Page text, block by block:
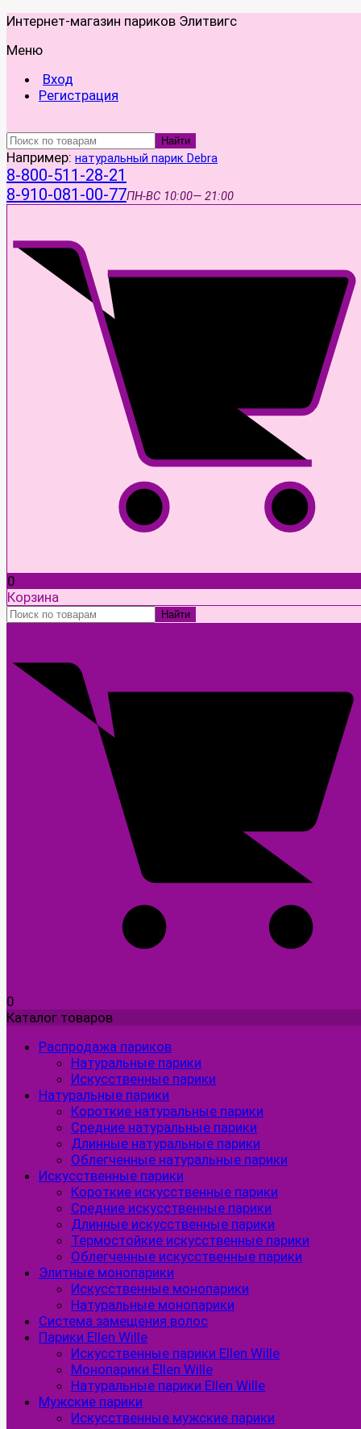
Интернет-магазин париков Элитвигс
Меню
Вход
Регистрация
Найти
Например: натуральный парик Debra
8-800-511-28-21
8-910-081-00-77ПН-ВС 10:00— 21:00
0
Корзина
Найти
0
Каталог товаров
Распродажа париков
Натуральные парики
Искусственные парики
Натуральные парики
Короткие натуральные парики
Средние натуральные парики
Длинные натуральные парики
Облегченные натуральные парики
Искусственные парики
Короткие искусственные парики
Средние искусственные парики
Длинные искусственные парики
Термостойкие искусственные парики
Облегченные искусственные парики
Элитные монопарики
Искусственные монопарики
Натуральные монопарики
Система замещения волос
Парики Ellen Wille
Искусственные парики Ellen Wille
Монопарики Ellen Wille
Натуральные парики Ellen Wille
Мужские парики
Искусственные мужские парики